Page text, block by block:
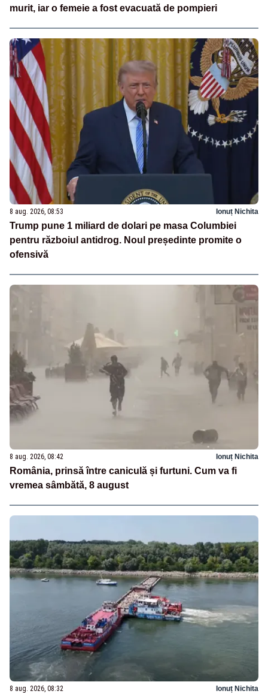
murit, iar o femeie a fost evacuată de pompieri
8 aug. 2026, 08:53 Ionuț Nichita
Trump pune 1 miliard de dolari pe masa Columbiei
pentru războiul antidrog. Noul președinte promite o
ofensivă
8 aug. 2026, 08:42 Ionuț Nichita
România, prinsă între caniculă și furtuni. Cum va fi
vremea sâmbătă, 8 august
8 aug. 2026, 08:32 Ionuț Nichita